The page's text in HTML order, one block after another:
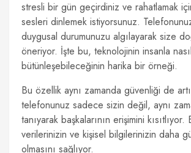
stresli bir gün geçirdiniz ve rahatlamak
sesleri dinlemek istiyorsunuz.
duygusal durumunuzu algılayarak size
öneriyor. İşte bu, teknolojinin insanla nasıl
bütünleşebileceğinin harika bir örneği.
Bu özellik aynı zamanda güvenliği de
telefonunuz sadece sizin değil, aynı
tanıyarak başkalarının erişimini kısıtlıyor.
verilerinizin ve kişisel bilgilerinizin daha
olmasını sağlıyor.